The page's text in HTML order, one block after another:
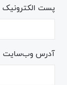
پست الکترونیک
آدرس وب‌سایت